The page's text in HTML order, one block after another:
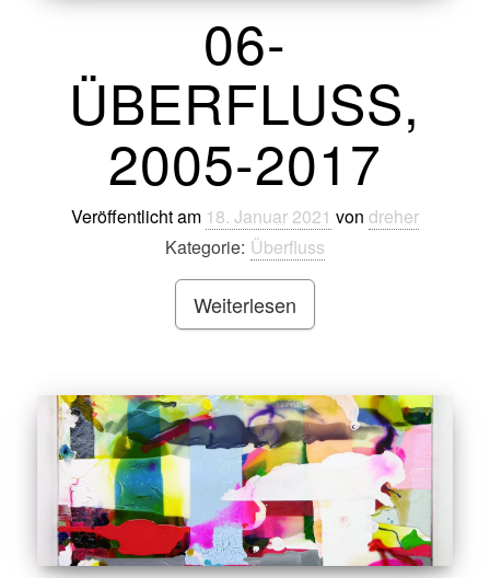
06-
ÜBERFLUSS,
2005-2017
Veröffentlicht am 18. Januar 2021 von dreher
Kategorie: Überfluss
Weiterlesen